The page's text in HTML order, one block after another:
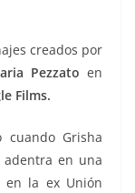
creados por
Pezzato en
Films.
Grisha
adentra en una
en la ex Unión